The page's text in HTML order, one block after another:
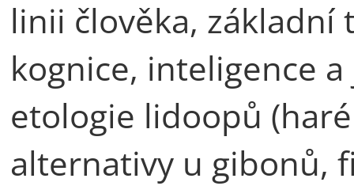
linii člověka, základní
kognice, inteligence
etologie lidoopů
alternativy u gibonů,